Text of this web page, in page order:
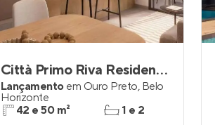
Città Primo Riva Residence
Lançamento em Ouro Preto, Belo
Horizonte
42 e 50 m²
1 e 2